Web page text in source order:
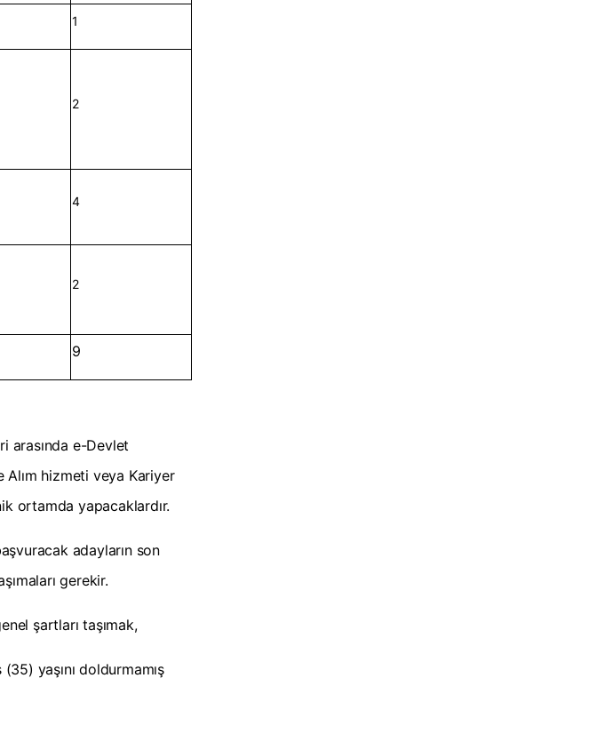
1
2
4
2
9
arasında e-Devlet
Alım hizmeti veya Kariyer
ortamda yapacaklardır.
adayların son
gerekir.
şartları taşımak,
(35) yaşını doldurmamış